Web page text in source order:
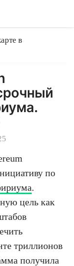
в
по
.
цель как
триллионов
получила